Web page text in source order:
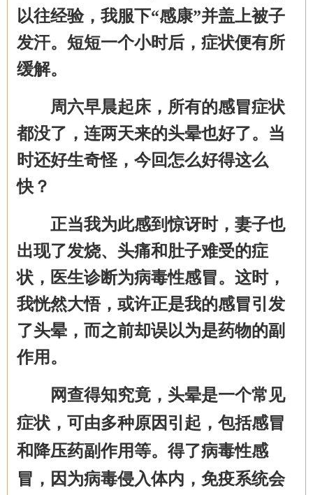
以往经验，我服下“感康”并盖上被子
发汗。短短一个小时后，症状便有所
缓解。
周六早晨起床，所有的感冒症状
都没了，连两天来的头晕也好了。当
时还好生奇怪，今回怎么好得这么
快？
正当我为此感到惊讶时，妻子也
出现了发烧、头痛和肚子难受的症
状，医生诊断为病毒性感冒。这时，
我恍然大悟，或许正是我的感冒引发
了头晕，而之前却误以为是药物的副
作用。
网查得知究竟，头晕是一个常见
症状，可由多种原因引起，包括感冒
和 降压药副作用等。 得了病毒性感
冒，因为病毒侵入体内，免疫系统会